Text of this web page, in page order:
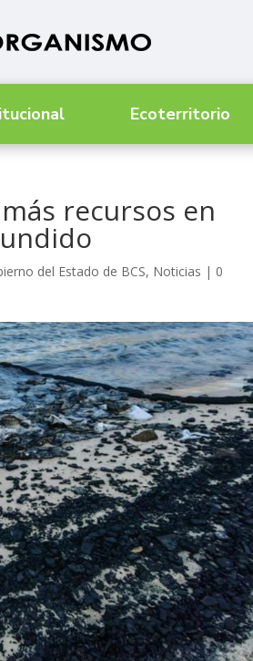
Ecoterritorio
recursos en
del Estado de BCS, Noticias | 0